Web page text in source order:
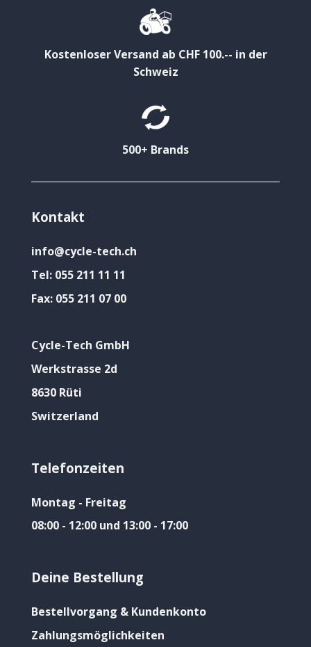
Kostenloser Versand ab CHF 100.-- in der
Schweiz
500+ Brands
Kontakt
info@cycle-tech.ch
Tel: 055 211 11 11
Fax: 055 211 07 00
Cycle-Tech GmbH
Werkstrasse 2d
8630 Rüti
Switzerland
Telefonzeiten
Montag - Freitag
08:00 - 12:00 und 13:00 - 17:00
Deine Bestellung
Bestellvorgang & Kundenkonto
Zahlungsmöglichkeiten